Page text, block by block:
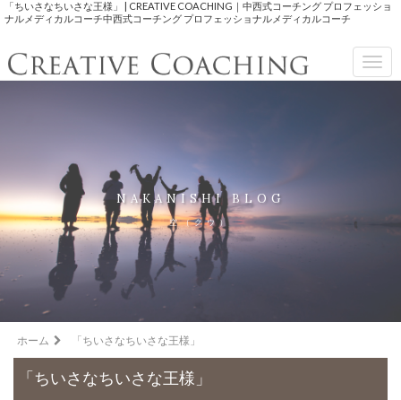
「ちいさなちいさな王様」 | CREATIVE COACHING｜中西式コーチング プロフェッショ
ナルメディカルコーチ中西式コーチング プロフェッショナルメディカルコーチ
NAKANISHI BLOG
空（クウ）
ホーム 「ちいさなちいさな王様」
「ちいさなちいさな王様」